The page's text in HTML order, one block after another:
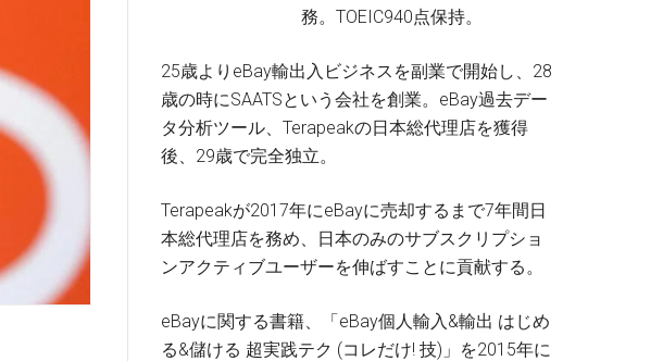
務。TOEIC940点保持。
25歳よりeBay輸出入ビジネスを副業で開始し、28
歳の時にSAATSという会社を創業。eBay過去デー
タ分析ツール、Terapeakの日本総代理店を獲得
後、29歳で完全独立。
Terapeakが2017年にeBayに売却するまで7年間日
本総代理店を務め、日本のみのサブスクリプショ
ンアクティブユーザーを伸ばすことに貢献する。
eBayに関する書籍、「eBay個人輸入&輸出 はじめ
る&儲ける 超実践テク (コレだけ! 技)」を2015年に